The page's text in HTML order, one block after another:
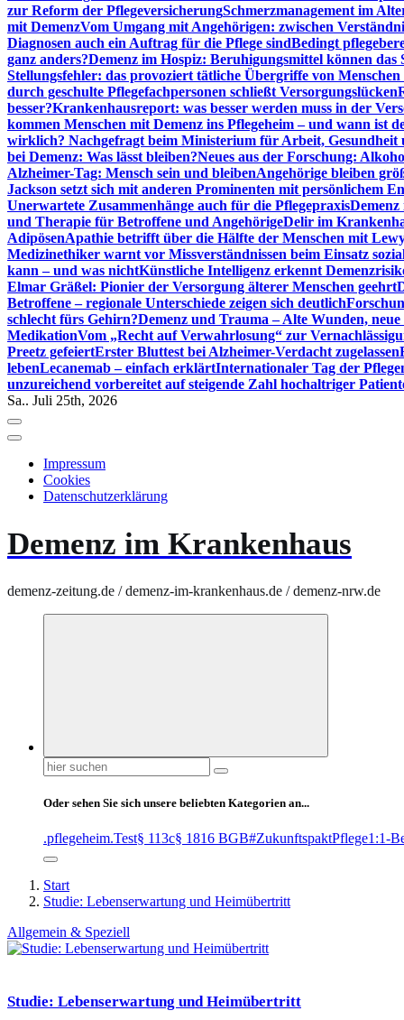
zur Reform der PflegeversicherungSchmerzmanagement im
mit DemenzVom Umgang mit Angehörigen: zwischen
Diagnosen auch ein Auftrag für die Pflege sindBedingt
ganz anders?Demenz im Hospiz: Beruhigungsmittel können das
Stellungsfehler: das provoziert tätliche Übergriffe von Menschen
durch geschulte Pflegefachpersonen schließt Versorgungslücken
besser?Krankenhausreport: was besser werden muss in der
kommen Menschen mit Demenz ins Pflegeheim – und wann ist
wirklich? Nachgefragt beim Ministerium für Arbeit, Gesundheit
bei Demenz: Was lässt bleiben?Neues aus der Forschung:
Alzheimer-Tag: Mensch sein und bleibenAngehörige bleiben
Jackson setzt sich mit anderen Prominenten mit persönlichem
Unerwartete Zusammenhänge auch für die Pflegepraxis
und Therapie für Betroffene und AngehörigeDelir im
AdipösenApathie betrifft über die Hälfte der Menschen mit
Medizinethiker warnt vor Missverständnissen beim Einsatz
kann – und was nichtKünstliche Intelligenz erkennt
Elmar Gräßel: Pionier der Versorgung älterer Menschen geehrt
Betroffene – regionale Unterschiede zeigen sich deutlich
schlecht fürs Gehirn?Demenz und Trauma – Alte Wunden,
MedikationVom „Recht auf Verwahrlosung“ zur
Preetz gefeiertErster Bluttest bei Alzheimer-Verdacht zugelassen
lebenLecanemab – einfach erklärtInternationaler Tag der
unzureichend vorbereitet auf steigende Zahl hochaltriger
Sa.. Juli 25th, 2026
Impressum
Cookies
Datenschutzerklärung
Demenz im Krankenhaus
demenz-zeitung.de / demenz-im-krankenhaus.de / demenz-nrw.de
Suchen
nach:
Oder sehen Sie sich unsere beliebten Kategorien an...
.pflegeheim.Test§ 113c§ 1816 BGB#ZukunftspaktPflege1:1-
Start
Studie: Lebenserwartung und Heimübertritt
Allgemein & Speziell
Studie: Lebenserwartung und Heimübertritt